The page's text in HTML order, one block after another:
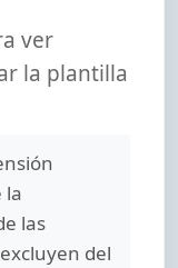
ver
la plantilla
la
las
del